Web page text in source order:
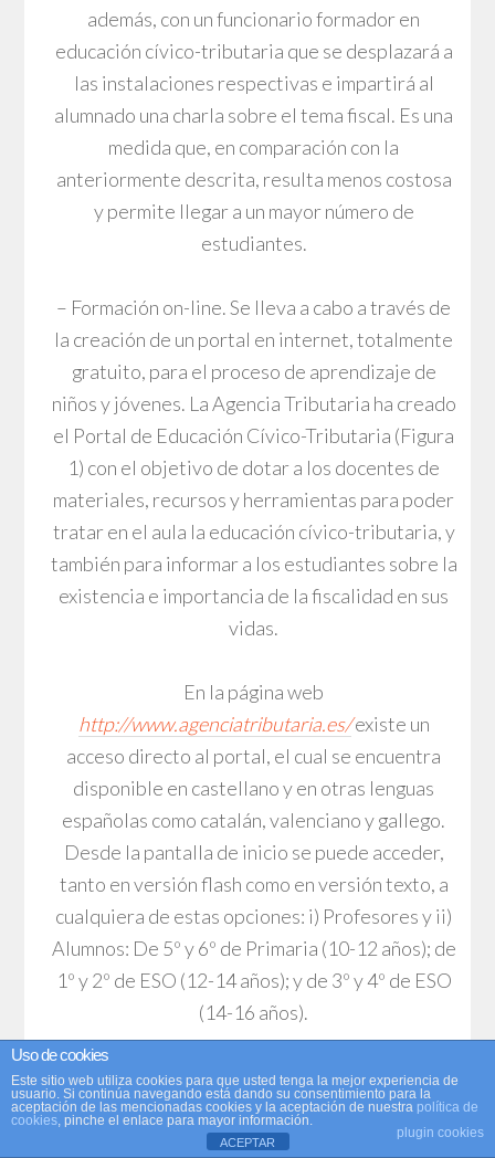
además, con un funcionario formador en
educación cívico-tributaria que se desplazará a
las instalaciones respectivas e impartirá al
alumnado una charla sobre el tema fiscal. Es una
medida que, en comparación con la
anteriormente descrita, resulta menos costosa
y permite llegar a un mayor número de
estudiantes.
– Formación on-line. Se lleva a cabo a través de
la creación de un portal en internet, totalmente
gratuito, para el proceso de aprendizaje de
niños y jóvenes. La Agencia Tributaria ha creado
el Portal de Educación Cívico-Tributaria (Figura
1) con el objetivo de dotar a los docentes de
materiales, recursos y herramientas para poder
tratar en el aula la educación cívico-tributaria, y
también para informar a los estudiantes sobre la
existencia e importancia de la fiscalidad en sus
vidas.
En la página web
http://www.agenciatributaria.es/existe un
acceso directo al portal, el cual se encuentra
disponible en castellano y en otras lenguas
españolas como catalán, valenciano y gallego.
Desde la pantalla de inicio se puede acceder,
tanto en versión flash como en versión texto, a
cualquiera de estas opciones: i) Profesores y ii)
Alumnos: De 5º y 6º de Primaria (10-12 años); de
1º y 2º de ESO (12-14 años); y de 3º y 4º de ESO
(14-16 años).
Figura 1. Portal de Educación Cívico-
Uso de cookies
Este sitio web utiliza cookies para que usted tenga la mejor experiencia de
usuario. Si continúa navegando está dando su consentimiento para la
aceptación de las mencionadas cookies y la aceptación de nuestra política de
cookies, pinche el enlace para mayor información.
plugin cookies
ACEPTAR